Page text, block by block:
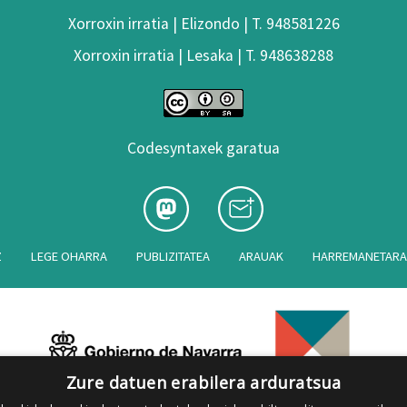
Xorroxin irratia | Elizondo | T. 948581226
Xorroxin irratia | Lesaka | T. 948638288
Codesyntaxek garatua
LEGE OHARRA PUBLIZITATEA ARAUAK
Zure datuen erabilera arduratsua